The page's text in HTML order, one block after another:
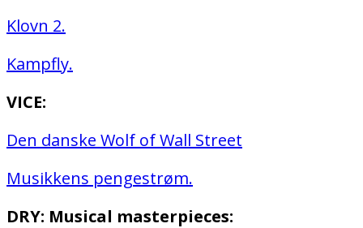
Klovn 2.
Kampfly.
VICE:
Den danske Wolf of Wall Street
Musikkens pengestrøm.
DRY: Musical masterpieces: